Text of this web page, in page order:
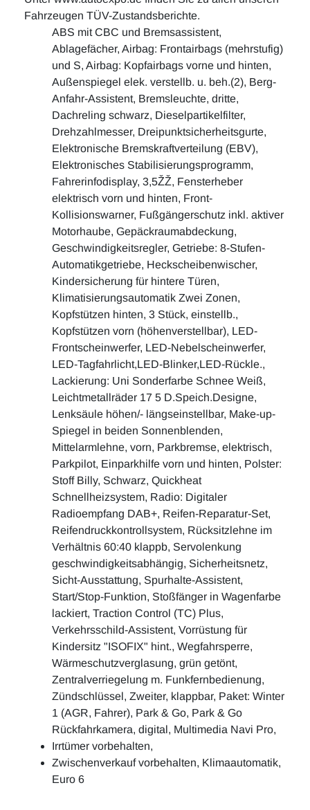
Fahrzeugen TÜV-Zustandsberichte.
ABS mit CBC und Bremsassistent,
Ablagefächer, Airbag: Frontairbags (mehrstufig)
und S, Airbag: Kopfairbags vorne und hinten,
Außenspiegel elek. verstellb. u. beh.(2), Berg-
Anfahr-Assistent, Bremsleuchte, dritte,
Dachreling schwarz, Dieselpartikelfilter,
Drehzahlmesser, Dreipunktsicherheitsgurte,
Elektronische Bremskraftverteilung (EBV),
Elektronisches Stabilisierungsprogramm,
Fahrerinfodisplay, 3,5ŽŽ, Fensterheber
elektrisch vorn und hinten, Front-
Kollisionswarner, Fußgängerschutz inkl. aktiver
Motorhaube, Gepäckraumabdeckung,
Geschwindigkeitsregler, Getriebe: 8-Stufen-
Automatikgetriebe, Heckscheibenwischer,
Kindersicherung für hintere Türen,
Klimatisierungsautomatik Zwei Zonen,
Kopfstützen hinten, 3 Stück, einstellb.,
Kopfstützen vorn (höhenverstellbar), LED-
Frontscheinwerfer, LED-Nebelscheinwerfer,
LED-Tagfahrlicht,LED-Blinker,LED-Rückle.,
Lackierung: Uni Sonderfarbe Schnee Weiß,
Leichtmetallräder 17 5 D.Speich.Designe,
Lenksäule höhen/- längseinstellbar, Make-up-
Spiegel in beiden Sonnenblenden,
Mittelarmlehne, vorn, Parkbremse, elektrisch,
Parkpilot, Einparkhilfe vorn und hinten, Polster:
Stoff Billy, Schwarz, Quickheat
Schnellheizsystem, Radio: Digitaler
Radioempfang DAB+, Reifen-Reparatur-Set,
Reifendruckkontrollsystem, Rücksitzlehne im
Verhältnis 60:40 klappb, Servolenkung
geschwindigkeitsabhängig, Sicherheitsnetz,
Sicht-Ausstattung, Spurhalte-Assistent,
Start/Stop-Funktion, Stoßfänger in Wagenfarbe
lackiert, Traction Control (TC) Plus,
Verkehrsschild-Assistent, Vorrüstung für
Kindersitz "ISOFIX" hint., Wegfahrsperre,
Wärmeschutzverglasung, grün getönt,
Zentralverriegelung m. Funkfernbedienung,
Zündschlüssel, Zweiter, klappbar, Paket: Winter
1 (AGR, Fahrer), Park & Go, Park & Go
Rückfahrkamera, digital, Multimedia Navi Pro,
Irrtümer vorbehalten,
Zwischenverkauf vorbehalten, Klimaautomatik,
Euro 6